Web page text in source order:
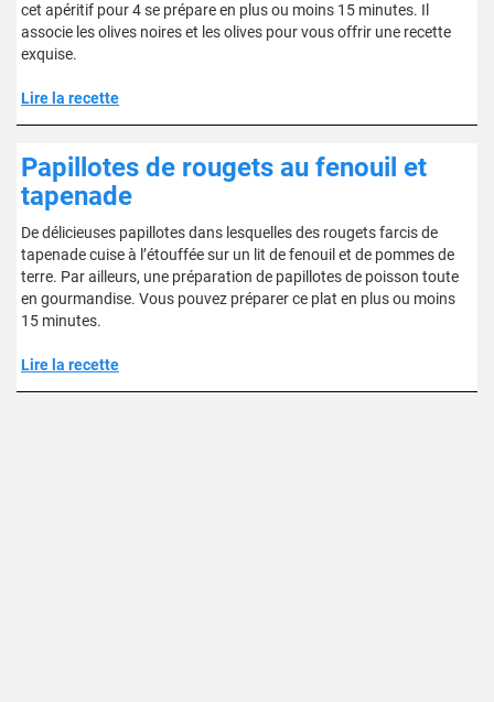
cet apéritif pour 4 se prépare en plus ou moins 15 minutes. Il
associe les olives noires et les olives pour vous offrir une recette
exquise.
Lire la recette
Papillotes de rougets au fenouil et
tapenade
De délicieuses papillotes dans lesquelles des rougets farcis de
tapenade cuise à l’étouffée sur un lit de fenouil et de pommes de
terre. Par ailleurs, une préparation de papillotes de poisson toute
en gourmandise. Vous pouvez préparer ce plat en plus ou moins
15 minutes.
Lire la recette